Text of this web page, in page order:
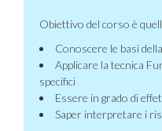
Obiettivo del corso è
Conoscere le basi
Applicare la tecnica
specifici
Essere in grado di
Saper interpretare i